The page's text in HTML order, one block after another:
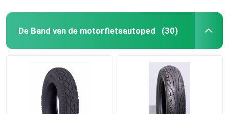
De Band van de motorfietsautoped (30)